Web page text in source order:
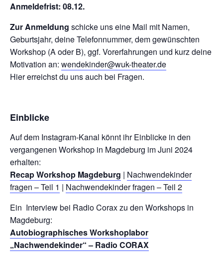
Anmeldefrist: 08.12.
Zur Anmeldung schicke uns eine Mail mit Namen,
Geburtsjahr, deine Telefonnummer, dem gewünschten
Workshop (A oder B), ggf. Vorerfahrungen und kurz deine
Motivation an: wendekinder@wuk-theater.de
Hier erreichst du uns auch bei Fragen.
Einblicke
Auf dem Instagram-Kanal könnt ihr Einblicke in den
vergangenen Workshop in Magdeburg im Juni 2024
erhalten:
Recap Workshop Magdeburg | Nachwendekinder
fragen – Teil 1 | Nachwendekinder fragen – Teil 2
Ein Interview bei Radio Corax zu den Workshops in
Magdeburg:
Autobiographisches Workshoplabor
„Nachwendekinder“ – Radio CORAX